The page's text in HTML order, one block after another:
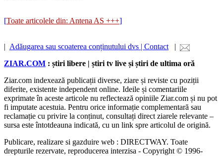
[Toate articolele din: Antena AS +++]
| Adăugarea sau scoaterea conținutului dvs | Contact |
ZIAR.COM : știri libere | știri tv live și știri de ultima oră
Ziar.com indexează publicații diverse, ziare și reviste cu poziții
diferite, existente independent online. Ideile și comentariile
exprimate în aceste articole nu reflectează opiniile Ziar.com și nu pot
fi imputate acestuia. Pentru orice informație complementară sau
reclamație cu privire la conținut, consultați direct ziarele relevante –
sursa este întotdeauna indicată, cu un link spre articolul de origină.
Publicare, realizare si gazduire web : DIRECTWAY. Toate
drepturile rezervate, reproducerea interzisa - Copyright © 1996-